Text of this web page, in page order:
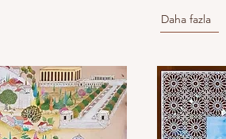
Daha fazla